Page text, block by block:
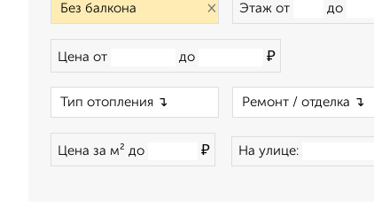
× Этаж от до
Цена от до ₽
Цена за м² до ₽ На улице: